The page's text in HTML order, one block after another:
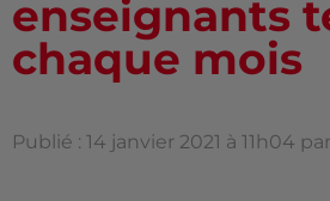
enseignants
chaque mois
Publié : 14 janvier 2021 à 11h04